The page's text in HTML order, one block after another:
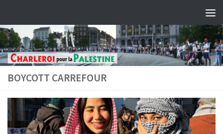
BOYCOTT CARREFOUR